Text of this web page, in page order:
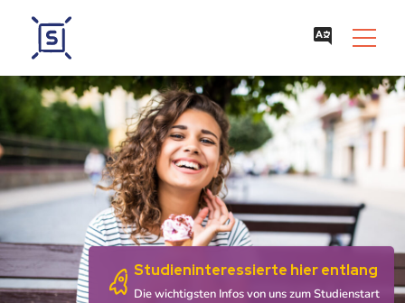
Studieninteressierte hier entlang
Die wichtigsten Infos von uns zum Studienstart